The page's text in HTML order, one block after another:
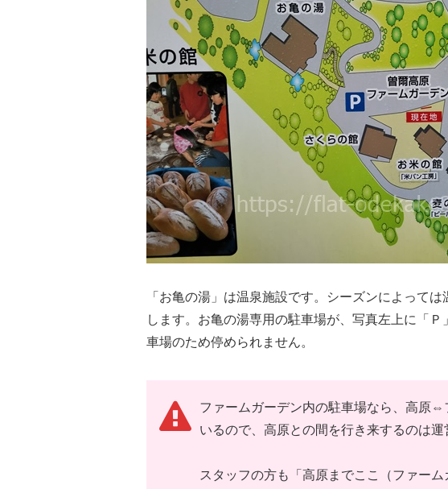
「お亀の湯」は温泉施設です。シーズンによって
します。お亀の湯専用の駐車場が、写真左上に「
車場のため停められません。
ファームガーデン内の駐車場なら、高原
いるので、高原との間を行き来するのは運
スタッフの方も「高原までここ（ファー